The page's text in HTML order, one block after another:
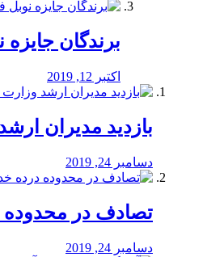
برندگان جایزه
اکتبر 12, 2019
بازدید مدیران
دسامبر 24, 2019
تصادف در محدوده
دسامبر 24, 2019